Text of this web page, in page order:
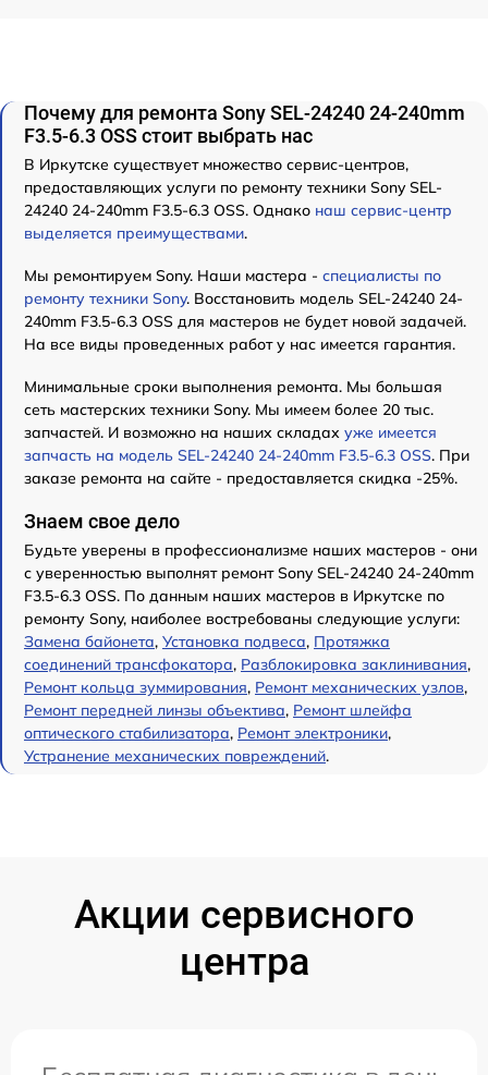
Почему для ремонта Sony SEL-24240 24-240mm
F3.5-6.3 OSS стоит выбрать нас
В Иркутске существует множество сервис-центров,
предоставляющих услуги по ремонту техники Sony SEL-
24240 24-240mm F3.5-6.3 OSS. Однако наш сервис-центр
выделяется преимуществами.
Мы ремонтируем Sony. Наши мастера - специалисты по
ремонту техники Sony. Восстановить модель SEL-24240 24-
240mm F3.5-6.3 OSS для мастеров не будет новой задачей.
На все виды проведенных работ у нас имеется гарантия.
Минимальные сроки выполнения ремонта. Мы большая
сеть мастерских техники Sony. Мы имеем более 20 тыс.
запчастей. И возможно на наших складах уже имеется
запчасть на модель SEL-24240 24-240mm F3.5-6.3 OSS. При
заказе ремонта на сайте - предоставляется скидка -25%.
Знаем свое дело
Будьте уверены в профессионализме наших мастеров - они
с уверенностью выполнят ремонт Sony SEL-24240 24-240mm
F3.5-6.3 OSS. По данным наших мастеров в Иркутске по
ремонту Sony, наиболее востребованы следующие услуги:
Замена байонета, Установка подвеса, Протяжка
соединений трансфокатора, Разблокировка заклинивания,
Ремонт кольца зуммирования, Ремонт механических узлов,
Ремонт передней линзы объектива, Ремонт шлейфа
оптического стабилизатора, Ремонт электроники,
Устранение механических повреждений.
Акции сервисного
центра